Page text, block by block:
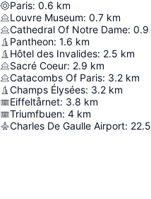
Paris: 0.6 km
Louvre Museum: 0.7 km
Cathedral Of Notre Dame: 0.9
Pantheon: 1.6 km
Hôtel des Invalides: 2.5 km
Sacré Coeur: 2.9 km
Catacombs Of Paris: 3.2 km
Champs Élysées: 3.2 km
Eiffeltårnet: 3.8 km
Triumfbuen: 4 km
Charles De Gaulle Airport: 22.5